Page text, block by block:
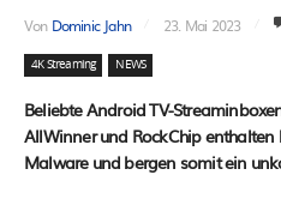
Von Dominic Jahn 23. Mai 2023
4K Streaming NEWS
Beliebte Android TV-
AllWinner und RockChip enthalten
Malware und bergen somit ein